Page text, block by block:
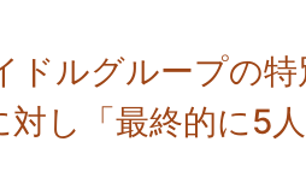
ドルグループの
し「最終的に5